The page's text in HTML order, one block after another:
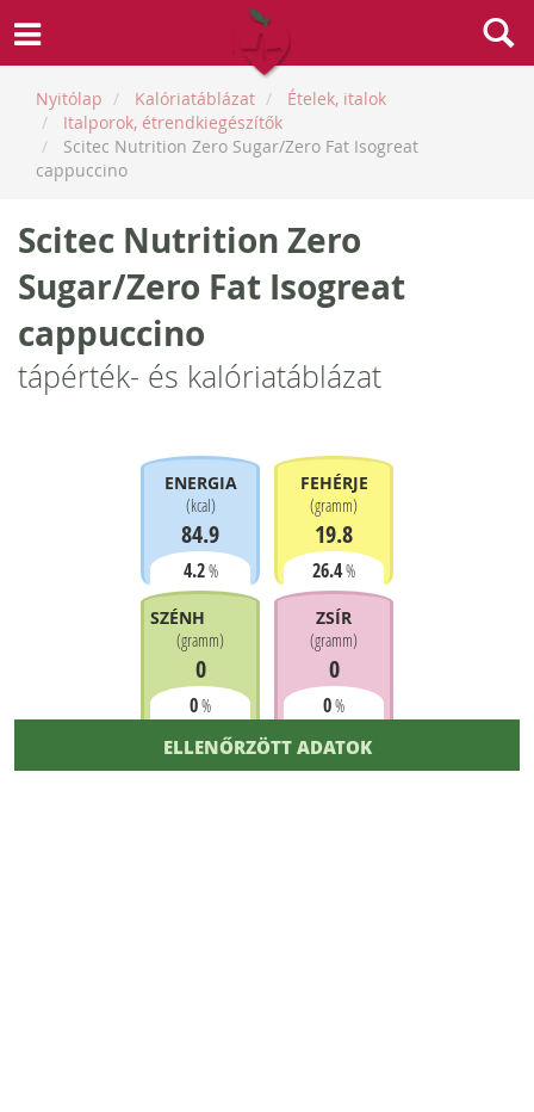
Nyitólap Kalóriatáblázat
Ételek, italok
Italporok, étrendkiegészítők
Scitec Nutrition Zero Sugar/Zero Fat Isogreat
cappuccino
Scitec Nutrition Zero
Sugar/Zero Fat Isogreat
cappuccino
tápérték- és kalóriatáblázat
ENERGIA
(kcal)
84.9
4.2%
FEHÉRJE
(gramm)
19.8
26.4%
SZÉNHIDRÁT
(gramm)
0
0%
ZSÍR
(gramm)
0
0%
ELLENŐRZÖTT ADATOK